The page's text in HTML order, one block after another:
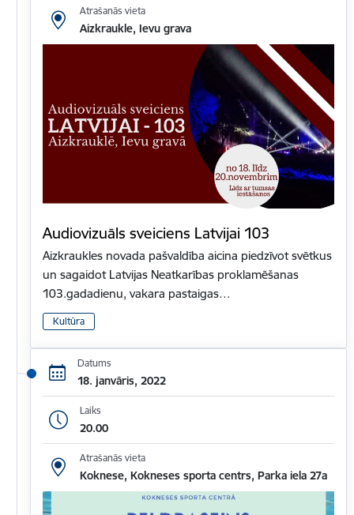
Atrašanās vieta
Aizkraukle, Ievu grava
Audiovizuāls sveiciens Latvijai 103
Aizkraukles novada pašvaldība aicina piedzīvot svētkus
un sagaidot Latvijas Neatkarības proklamēšanas
103.gadadienu, vakara pastaigas…
Kultūra
Datums
18. janvāris, 2022
Laiks
20.00
Atrašanās vieta
Koknese, Kokneses sporta centrs, Parka iela 27a